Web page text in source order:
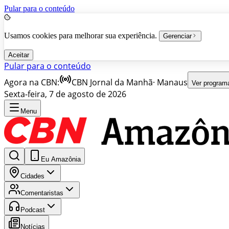
Pular para o conteúdo
Usamos cookies para melhorar sua experiência. Gerenciar
Aceitar
Pular para o conteúdo
Agora na CBN:
CBN Jornal da Manhã· Manaus Ver
Sexta-feira, 7 de agosto de 2026
Menu
Eu Amazônia
Cidades
Comentaristas
Podcast
Notícias